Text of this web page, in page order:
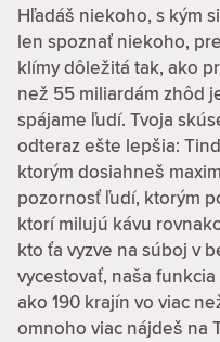
Hľadáš niekoho, s kým
len spoznať niekoho,
klímy dôležitá tak, ako
než 55 miliardám zhôd
spájame ľudí. Tvoja
odteraz ešte lepšia:
ktorým dosiahneš
pozornosť ľudí, ktorým
ktorí milujú kávu
kto ťa vyzve na súboj v
vycestovať, naša
ako 190 krajín vo viac
omnoho viac nájdeš na